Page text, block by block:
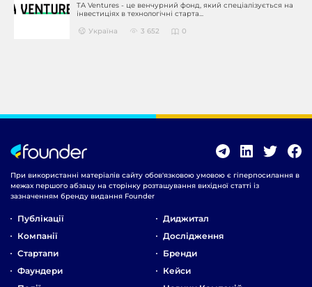
TA Ventures - це венчурний фонд, який спеціалізується на
інвестиціях в технологічні старта...
Україна
3 652 0
При використанні матеріалів сайту обов'язковою умовою є гіперпосилання в
межах першого абзацу на сторінку розташування вихідної статті із
зазначенням бренду видання Founder
Публікації
Компанії
Стартапи
Фаундери
Диджитал
Дослідження
Бренди
Кейси